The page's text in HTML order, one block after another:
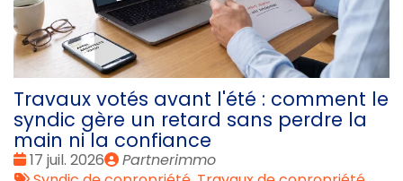
Travaux votés avant l'été : comment le
syndic gère un retard sans perdre la
main ni la confiance
Date
17 juil. 2026
Publié
Partnerimmo